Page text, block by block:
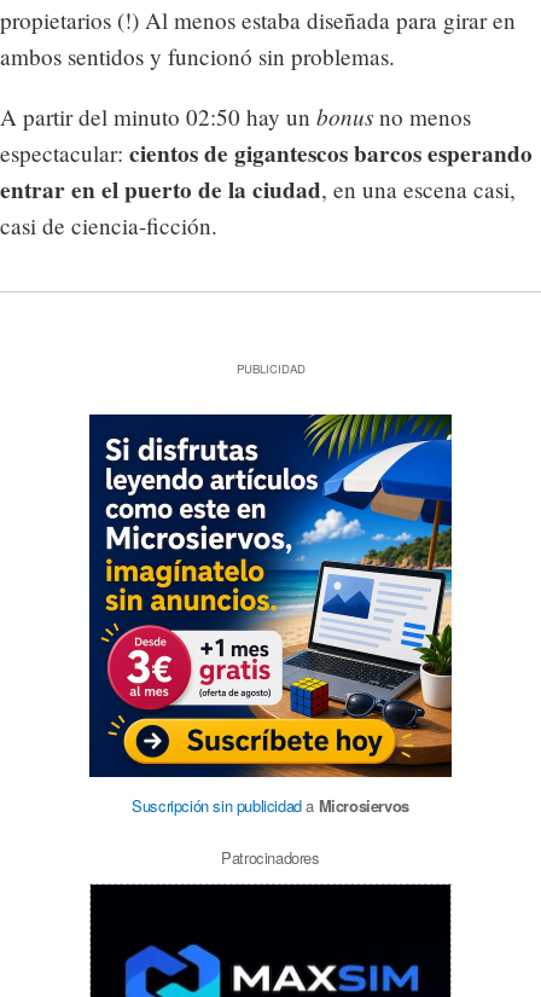
propietarios (!) Al menos estaba diseñada para girar en
ambos sentidos y funcionó sin problemas.
A partir del minuto 02:50 hay un bonus no menos
espectacular: cientos de gigantescos barcos esperando
entrar en el puerto de la ciudad, en una escena casi,
casi de ciencia-ficción.
PUBLICIDAD
Suscripción sin publicidada Microsiervos
Patrocinadores